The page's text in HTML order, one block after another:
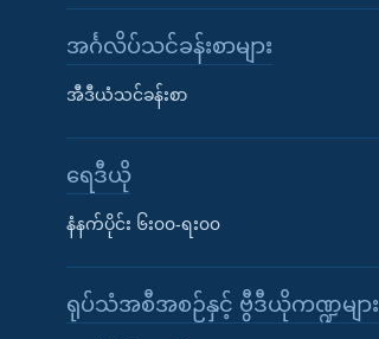
အင်္ဂလိပ်သင်ခန်းစာများ
အီဒီယံသင်ခန်းစာ
ရေဒီယို
နံနက်ပိုင်း ၆း၀၀-ရး၀၀
ရုပ်သံအစီအစဉ်နှင့် ဗွီဒီယိုကဏ္ဍများ